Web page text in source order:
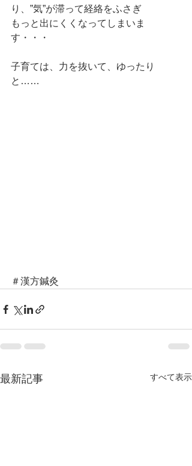
り、”気”が滞って経絡をふさぎ
もっと出にくくなってしまいま
す・・・
子育ては、力を抜いて、ゆったり
と……
＃漢方鍼灸
最新記事 すべて表示